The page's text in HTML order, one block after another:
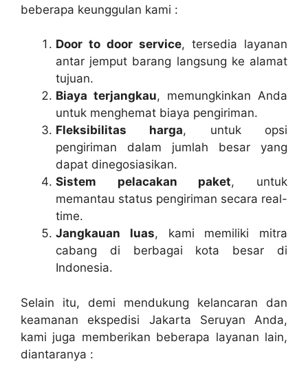
beberapa keunggulan kami :
Door to door service, tersedia layanan
antar jemput barang langsung ke alamat
tujuan.
Biaya terjangkau, memungkinkan Anda
untuk menghemat biaya pengiriman.
Fleksibilitas harga, untuk opsi
pengiriman dalam jumlah besar yang
dapat dinegosiasikan.
Sistem pelacakan paket, untuk
memantau status pengiriman secara real-
time.
Jangkauan luas, kami memiliki mitra
cabang di berbagai kota besar di
Indonesia.
Selain itu, demi mendukung kelancaran dan
keamanan ekspedisi Jakarta Seruyan Anda,
kami juga memberikan beberapa layanan lain,
diantaranya :